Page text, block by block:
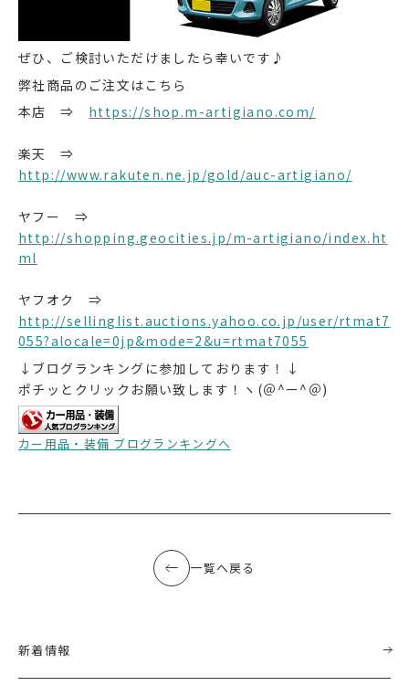
ぜひ、ご検討いただけましたら幸いです♪
弊社商品のご注文はこちら
本店 ⇒ https://shop.m-artigiano.com/
楽天 ⇒
http://www.rakuten.ne.jp/gold/auc-artigiano/
ヤフー ⇒
http://shopping.geocities.jp/m-artigiano/index.ht
ml
ヤフオク ⇒
http://sellinglist.auctions.yahoo.co.jp/user/rtmat7
055?alocale=0jp&mode=2&u=rtmat7055
↓ブログランキングに参加しております！↓
ポチッとクリックお願い致します！ヽ(＠^ー^＠)
カー用品・装備 ブログランキングへ
一覧へ戻る
新着情報